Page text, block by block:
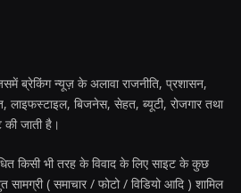
ब्रेकिंग न्यूज़ के अलावा राजनीति, प्रशासन,
बिजनेस, सेहत, ब्यूटी, रोजगार तथा
जाती है।
किसी भी तरह के विवाद के लिए साइट के कुछ
सामग्री ( समाचार / फोटो / विडियो आदि ) शामिल